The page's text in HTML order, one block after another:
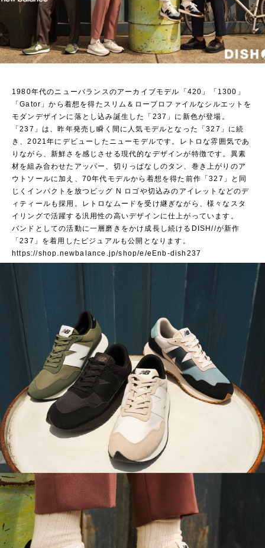
1980年代のニューバランスのアーカイブモデル「420」「1300」
「Gator」から着想を得たスリム＆ロープロファイルなシルエットを
モダンデザインに落とし込み誕生した「237」に新色が登場。
「237」は、昨年発売し瞬く間に人気モデルとなった「327」に続
き、2021年にデビューしたニューモデルです。レトロな雰囲気であ
りながら、新鮮さを感じさせる現代的なデザインが特徴です。異素
材を組み合わせたアッパー、切りっぱなしのタン、巻き上がりのア
ウトソールに加え、70年代モデルから着想を得た前作「327」と同
じくインパクトを放つビッグ N ロゴや切込みのアイレットなどのデ
ィティールも採用。レトロなムードを受け継ぎながら、様々なスタ
イリングで活躍する汎用性の高いデザインに仕上がっています。
バンドとしての活動に一層磨きをかけ成長し続けるDISH//が新作
「237」を着用したビジュアルも公開となります。
https://shop.newbalance.jp/shop/e/eEnb-dish237